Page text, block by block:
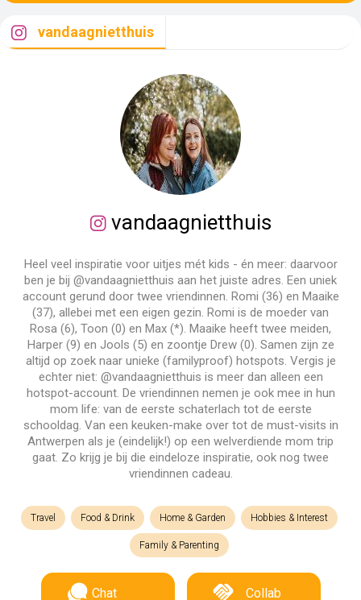
vandaagnietthuis
vandaagnietthuis
Heel veel inspiratie voor uitjes mét kids - én meer: daarvoor
ben je bij @vandaagnietthuis aan het juiste adres. Een uniek
account gerund door twee vriendinnen. Romi (36) en Maaike
(37), allebei met een eigen gezin. Romi is de moeder van
Rosa (6), Toon (0) en Max (*). Maaike heeft twee meiden,
Harper (9) en Jools (5) en zoontje Drew (0). Samen zijn ze
altijd op zoek naar unieke (familyproof) hotspots. Vergis je
echter niet: @vandaagnietthuis is meer dan alleen een
hotspot-account. De vriendinnen nemen je ook mee in hun
mom life: van de eerste schaterlach tot de eerste
schooldag. Van een keuken-make over tot de must-visits in
Antwerpen als je (eindelijk!) op een welverdiende mom trip
gaat. Zo krijg je bij die eindeloze inspiratie, ook nog twee
vriendinnen cadeau.
Travel Food & Drink Home & Garden Hobbies & Interest
Family & Parenting
Chat Collab